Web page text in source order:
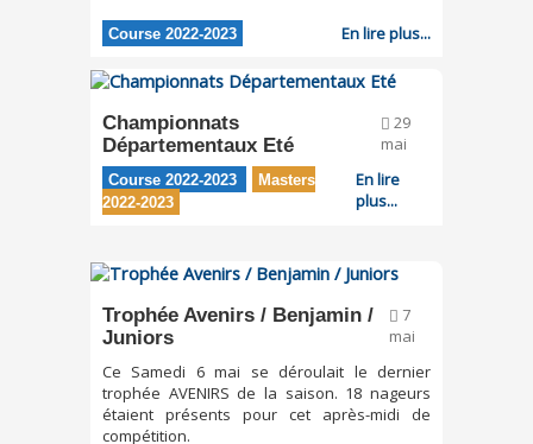
Course 2022-2023 En lire plus...
Championnats
Départementaux Eté
29
mai
Course 2022-2023
Masters
2022-2023
En lire
plus...
Trophée Avenirs / Benjamin /
Juniors
7
mai
Ce Samedi 6 mai se déroulait le dernier
trophée AVENIRS de la saison. 18 nageurs
étaient présents pour cet après-midi de
compétition.